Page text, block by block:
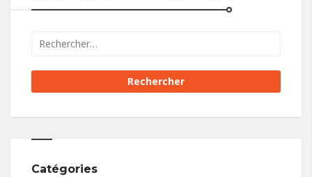
Catégories